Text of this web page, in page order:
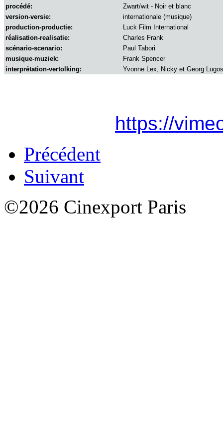
procédé:
Zwart/wit - Noir et blanc
version-versie:
internationale (musique)
production-productie:
Luck Film International
réalisation-realisatie:
Charles Frank
scénario-scenario:
Paul Tabori
musique-muziek:
Frank Spencer
interprétation-vertolking:
Yvonne Lex, Nicky et Georg
https://
Précédent
Suivant
©2026 Cinexport Paris